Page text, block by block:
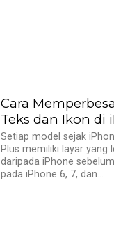
Cara
Teks dan Ikon di
Setiap model sejak
Plus memiliki layar yang
daripada iPhone
pada iPhone 6, 7, dan...